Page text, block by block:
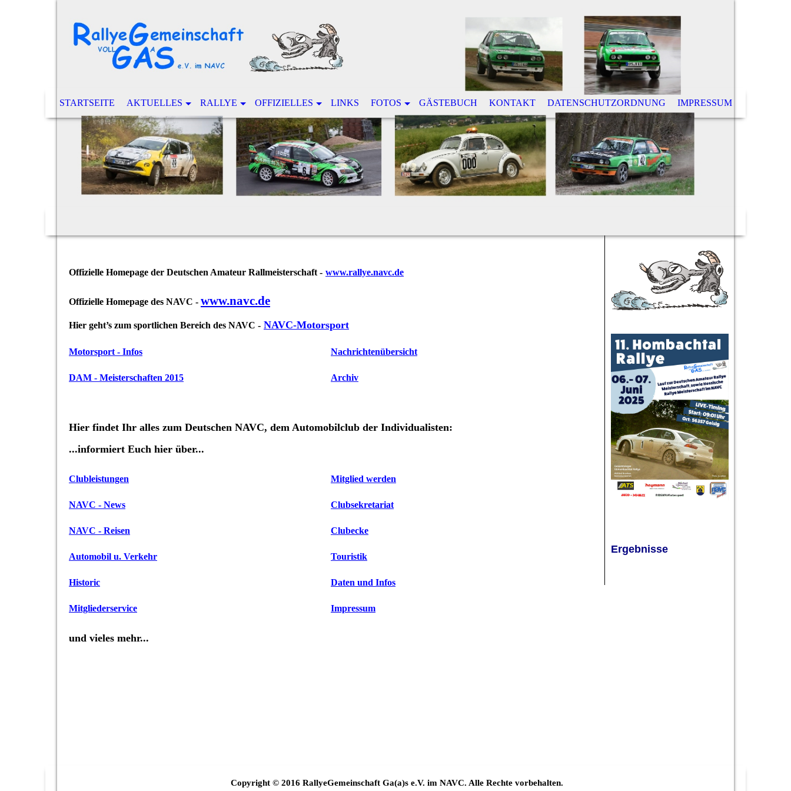
STARTSEITE AKTUELLES RALLYE OFFIZIELLES LINKS FOTOS GÄSTEBUCH KONTAKT DATENSCHUTZORDNUNG IMPRESSUM
Offizielle Homepage der Deutschen Amateur Rallmeisterschaft - www.rallye.navc.de
Offizielle Homepage des NAVC - www.navc.de
Hier geht’s zum sportlichen Bereich des NAVC - NAVC-Motorsport
Motorsport - Infos Nachrichtenübersicht
DAM - Meisterschaften 2015 Archiv
Hier findet Ihr alles zum Deutschen NAVC, dem Automobilclub der Individualisten:
...informiert Euch hier über...
Clubleistungen Mitglied werden
NAVC - News Clubsekretariat
NAVC - Reisen Clubecke
Automobil u. Verkehr Touristik
Historic Daten und Infos
Mitgliederservice Impressum
und vieles mehr...
Ergebnisse
Copyright © 2016 RallyeGemeinschaft Ga(a)s e.V. im NAVC. Alle Rechte vorbehalten.